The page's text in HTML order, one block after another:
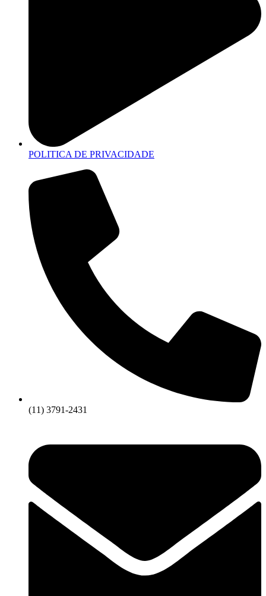
POLITICA DE PRIVACIDADE
(11) 3791-2431